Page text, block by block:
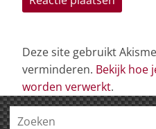
Deze site gebruikt
verminderen. Bekijk hoe
worden verwerkt.